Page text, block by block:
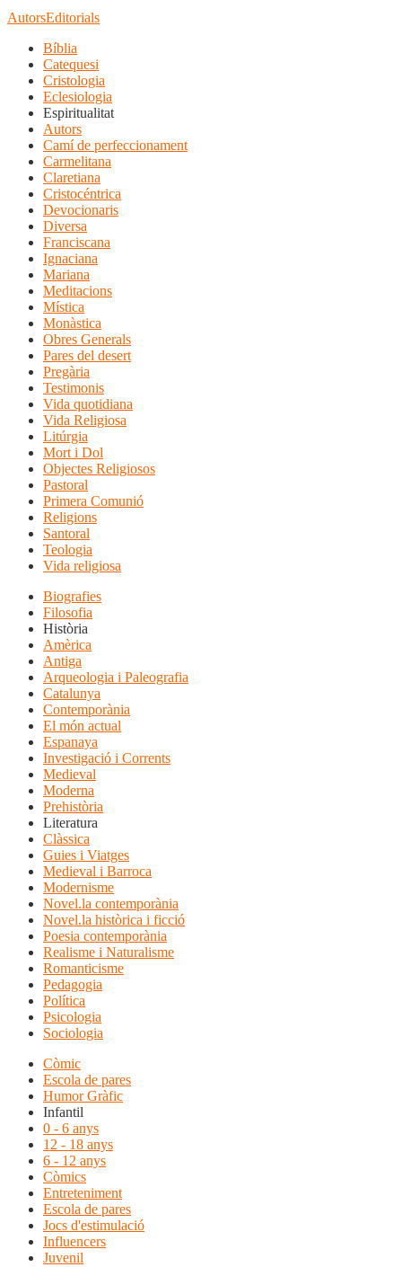
AutorsEditorials
Bíblia
Catequesi
Cristologia
Eclesiologia
Espiritualitat
Autors
Camí de perfeccionament
Carmelitana
Claretiana
Cristocéntrica
Devocionaris
Diversa
Franciscana
Ignaciana
Mariana
Meditacions
Mística
Monàstica
Obres Generals
Pares del desert
Pregària
Testimonis
Vida quotidiana
Vida Religiosa
Litúrgia
Mort i Dol
Objectes Religiosos
Pastoral
Primera Comunió
Religions
Santoral
Teologia
Vida religiosa
Biografies
Filosofia
Història
Amèrica
Antiga
Arqueologia i Paleografia
Catalunya
Contemporània
El món actual
Espanaya
Investigació i Corrents
Medieval
Moderna
Prehistòria
Literatura
Clàssica
Guies i Viatges
Medieval i Barroca
Modernisme
Novel.la contemporània
Novel.la històrica i ficció
Poesia contemporània
Realisme i Naturalisme
Romanticisme
Pedagogia
Política
Psicologia
Sociologia
Còmic
Escola de pares
Humor Gràfic
Infantil
0 - 6 anys
12 - 18 anys
6 - 12 anys
Còmics
Entreteniment
Escola de pares
Jocs d'estimulació
Influencers
Juvenil